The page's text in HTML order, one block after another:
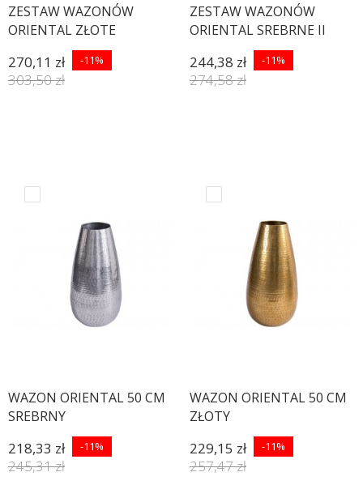
ZESTAW WAZONÓW
ORIENTAL ZŁOTE
270,11 zł -11%
303,50 zł
ZESTAW WAZONÓW
ORIENTAL SREBRNE II
244,38 zł -11%
274,58 zł
WAZON ORIENTAL 50 CM
SREBRNY
218,33 zł -11%
245,31 zł
WAZON ORIENTAL 50 CM
ZŁOTY
229,15 zł -11%
257,47 zł